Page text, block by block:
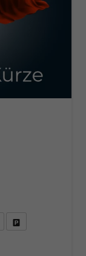
Sie an
Fahrzeugexposé (PDF)
Fahrzeug parken